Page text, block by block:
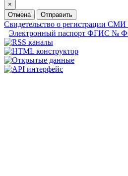
×
Отмена
Отправить
Свидетельство о регистрации
Электронный паспорт ФГИС №